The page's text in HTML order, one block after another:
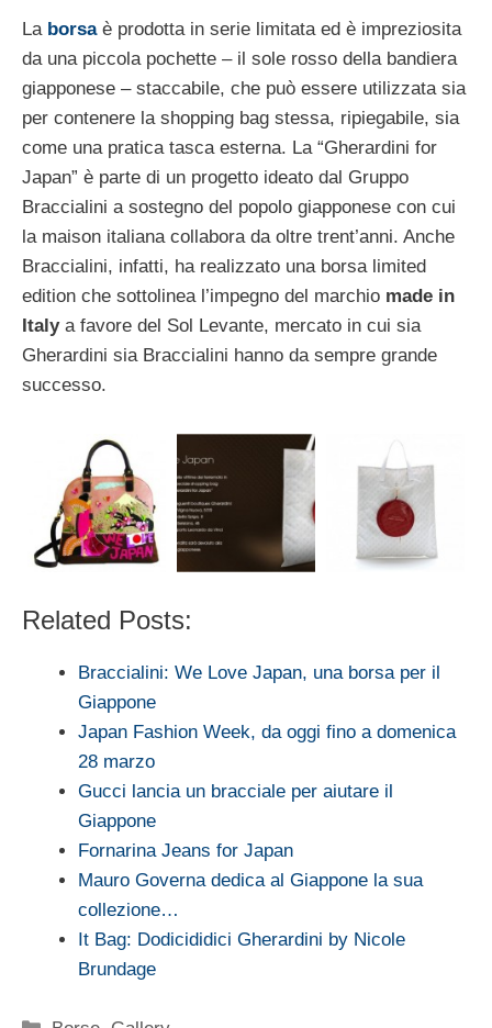
La borsa è prodotta in serie limitata ed è impreziosita
da una piccola pochette – il sole rosso della bandiera
giapponese – staccabile, che può essere utilizzata sia
per contenere la shopping bag stessa, ripiegabile, sia
come una pratica tasca esterna. La “Gherardini for
Japan” è parte di un progetto ideato dal Gruppo
Braccialini a sostegno del popolo giapponese con cui
la maison italiana collabora da oltre trent’anni. Anche
Braccialini, infatti, ha realizzato una borsa limited
edition che sottolinea l’impegno del marchio made in
Italya favore del Sol Levante, mercato in cui sia
Gherardini sia Braccialini hanno da sempre grande
successo.
Related Posts:
Braccialini: We Love Japan, una borsa per il
Giappone
Japan Fashion Week, da oggi fino a domenica
28 marzo
Gucci lancia un bracciale per aiutare il
Giappone
Fornarina Jeans for Japan
Mauro Governa dedica al Giappone la sua
collezione…
It Bag: Dodicididici Gherardini by Nicole
Brundage